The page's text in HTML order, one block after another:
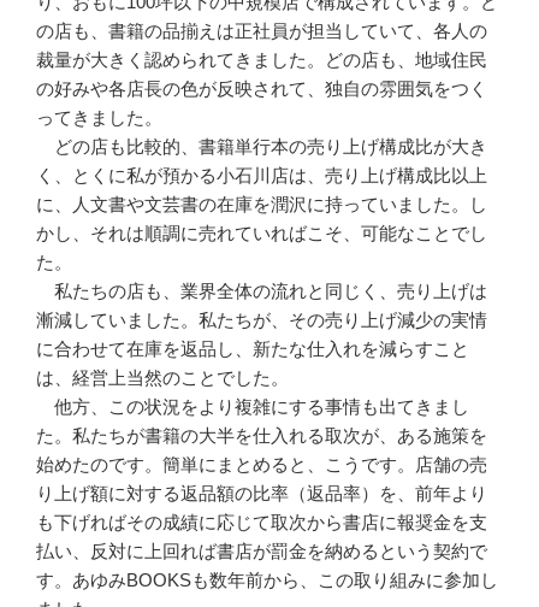
の店も、書籍の品揃えは正社員が担当していて、各人の
裁量が大きく認められてきました。どの店も、地域住民
の好みや各店長の色が反映されて、独自の雰囲気をつく
ってきました。
どの店も比較的、書籍単行本の売り上げ構成比が大き
く、とくに私が預かる小石川店は、売り上げ構成比以上
に、人文書や文芸書の在庫を潤沢に持っていました。し
かし、それは順調に売れていればこそ、可能なことでし
た。
私たちの店も、業界全体の流れと同じく、売り上げは
漸減していました。私たちが、その売り上げ減少の実情
に合わせて在庫を返品し、新たな仕入れを減らすこと
は、経営上当然のことでした。
他方、この状況をより複雑にする事情も出てきまし
た。私たちが書籍の大半を仕入れる取次が、ある施策を
始めたのです。簡単にまとめると、こうです。店舗の売
り上げ額に対する返品額の比率（返品率）を、前年より
も下げればその成績に応じて取次から書店に報奨金を支
払い、反対に上回れば書店が罰金を納めるという契約で
す。あゆみBOOKSも数年前から、この取り組みに参加し